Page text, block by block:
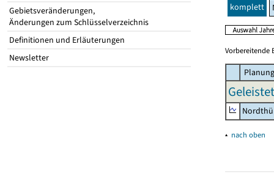
Gebietsveränderungen,
Änderungen zum Schlüsselverzeichnis
Definitionen und Erläuterungen
Newsletter
komplett
Vorbereitende
▴ nach oben